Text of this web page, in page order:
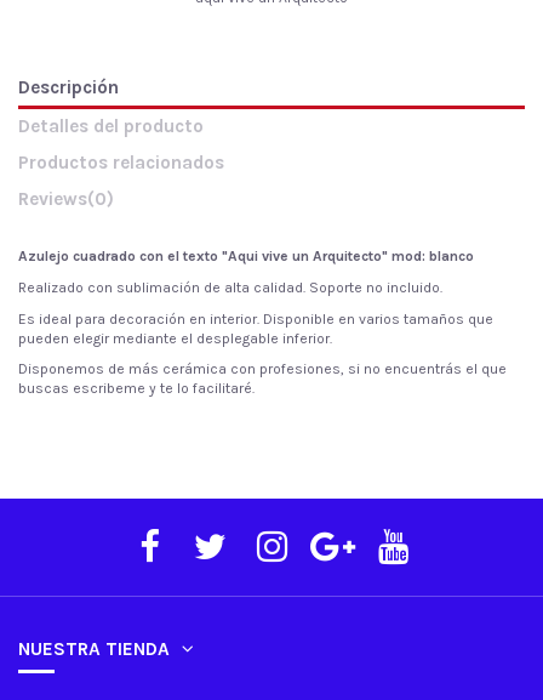
Descripción
Detalles del producto
Productos relacionados
Reviews(0)
Azulejo cuadrado con el texto "Aqui vive un Arquitecto" mod: blanco
Realizado con sublimación de alta calidad. Soporte no incluido.
Es ideal para decoración en interior. Disponible en varios tamaños que
pueden elegir mediante el desplegable inferior.
Disponemos de más cerámica con profesiones, si no encuentrás el que
buscas escribeme y te lo facilitaré.
NUESTRA TIENDA